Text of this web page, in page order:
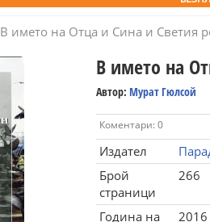
В името на Отца и Сина и Светия
В името на
Автор: Мурат Гюлсой
Коментари: 0
Издател
Брой
страници
266
Година на
2016